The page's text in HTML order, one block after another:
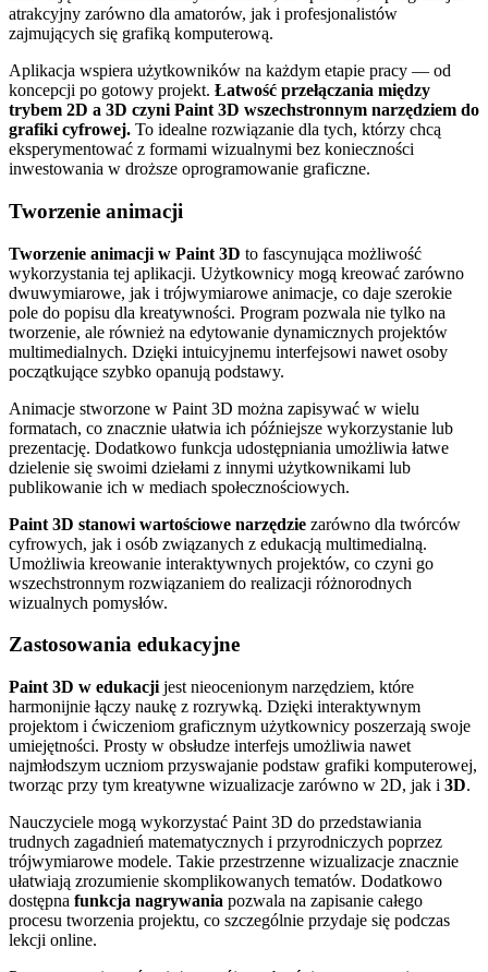
atrakcyjny zarówno dla amatorów, jak i profesjonalistów
zajmujących się grafiką komputerową.
Aplikacja wspiera użytkowników na każdym etapie pracy — od
koncepcji po gotowy projekt. Łatwość przełączania między
trybem 2D a 3D czyni Paint 3D wszechstronnym narzędziem do
grafiki cyfrowej. To idealne rozwiązanie dla tych, którzy chcą
eksperymentować z formami wizualnymi bez konieczności
inwestowania w droższe oprogramowanie graficzne.
Tworzenie animacji
Tworzenie animacji w Paint 3D to fascynująca możliwość
wykorzystania tej aplikacji. Użytkownicy mogą kreować zarówno
dwuwymiarowe, jak i trójwymiarowe animacje, co daje szerokie
pole do popisu dla kreatywności. Program pozwala nie tylko na
tworzenie, ale również na edytowanie dynamicznych projektów
multimedialnych. Dzięki intuicyjnemu interfejsowi nawet osoby
początkujące szybko opanują podstawy.
Animacje stworzone w Paint 3D można zapisywać w wielu
formatach, co znacznie ułatwia ich późniejsze wykorzystanie lub
prezentację. Dodatkowo funkcja udostępniania umożliwia łatwe
dzielenie się swoimi dziełami z innymi użytkownikami lub
publikowanie ich w mediach społecznościowych.
Paint 3D stanowi wartościowe narzędzie zarówno dla twórców
cyfrowych, jak i osób związanych z edukacją multimedialną.
Umożliwia kreowanie interaktywnych projektów, co czyni go
wszechstronnym rozwiązaniem do realizacji różnorodnych
wizualnych pomysłów.
Zastosowania edukacyjne
Paint 3D w edukacji jest nieocenionym narzędziem, które
harmonijnie łączy naukę z rozrywką. Dzięki interaktywnym
projektom i ćwiczeniom graficznym użytkownicy poszerzają swoje
umiejętności. Prosty w obsłudze interfejs umożliwia nawet
najmłodszym uczniom przyswajanie podstaw grafiki komputerowej,
tworząc przy tym kreatywne wizualizacje zarówno w 2D, jak i 3D.
Nauczyciele mogą wykorzystać Paint 3D do przedstawiania
trudnych zagadnień matematycznych i przyrodniczych poprzez
trójwymiarowe modele. Takie przestrzenne wizualizacje znacznie
ułatwiają zrozumienie skomplikowanych tematów. Dodatkowo
dostępna funkcja nagrywania pozwala na zapisanie całego
procesu tworzenia projektu, co szczególnie przydaje się podczas
lekcji online.